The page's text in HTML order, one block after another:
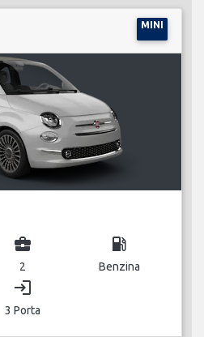
MINI
business_center
2
local_gas_station
Benzina
login
3 Porta